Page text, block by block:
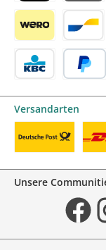
TWINT by mollie
Blik by
Wero
Versandarten
Unsere
Facebook